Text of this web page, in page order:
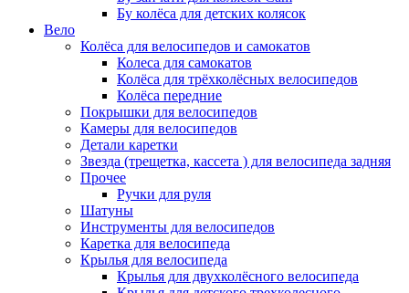
Бу колёса для детских колясок
Вело
Колёса для велосипедов и самокатов
Колеса для самокатов
Колёса для трёхколёсных велосипедов
Колёса передние
Покрышки для велосипедов
Камеры для велосипедов
Детали каретки
Звезда (трещетка, кассета ) для велосипеда задняя
Прочее
Ручки для руля
Шатуны
Инструменты для велосипедов
Каретка для велосипеда
Крылья для велосипеда
Крылья для двухколёсного велосипеда